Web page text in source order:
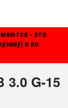
- это
и по
3.0 G-15